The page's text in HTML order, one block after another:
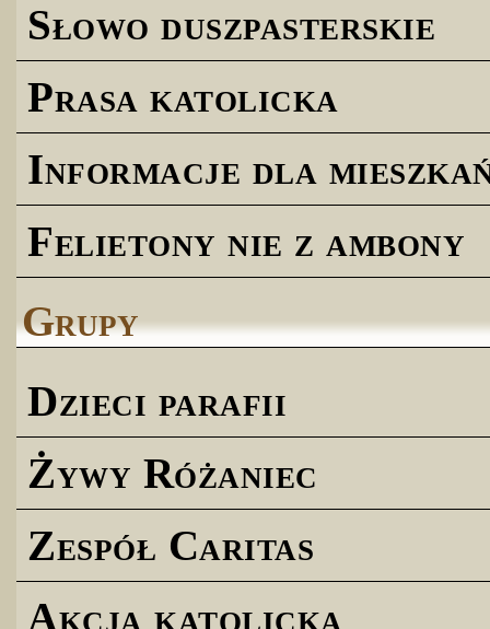
Słowo duszpasterskie
Prasa katolicka
Informacje dla
Felietony nie z ambony
Grupy
Dzieci parafii
Żywy Różaniec
Zespół Caritas
Akcja katolicka